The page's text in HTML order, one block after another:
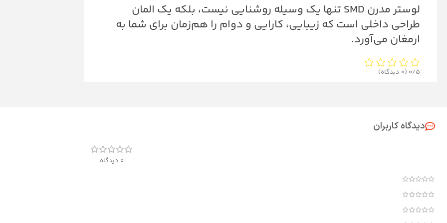
لوستر مدرن SMD تنها یک وسیله روشنایی نیست، بلکه یک المان
طراحی داخلی است که زیبایی، کارایی و دوام را هم‌زمان برای شما به
ارمغان می‌آورد.
0/5 (0 دیدگاه)
دیدگاه کاربران
0 دیدگاه